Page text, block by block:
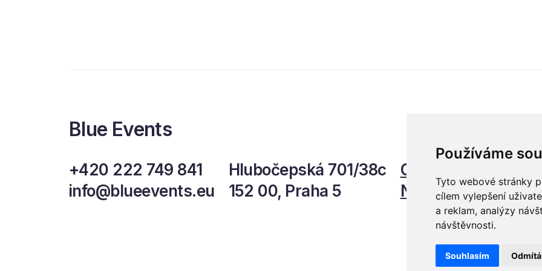
Používáme
Tyto webové stránky
cílem vylepšení
a reklam, analýzy
návštěvnosti.
Souhlasím
Blue Events
+420 222 749 841
info@blueevents.eu
Hlubočepská 701/38c
152 00, Praha 5
Ochrana osobních
Newsletter